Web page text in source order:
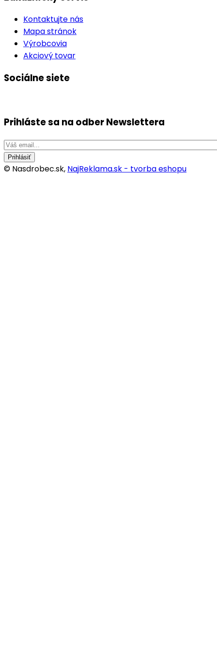
Kontaktujte nás
Mapa stránok
Výrobcovia
Akciový tovar
Sociálne siete
Prihláste sa na odberNewslettera
Prihlásiť
© Nasdrobec.sk, NajReklama.sk - tvorba eshopu